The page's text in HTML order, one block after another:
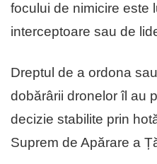
focului de nimicire este
interceptoare sau de
Dreptul de a ordona
dobărârii dronelor îl au
decizie stabilite prin
Suprem de Apărare a